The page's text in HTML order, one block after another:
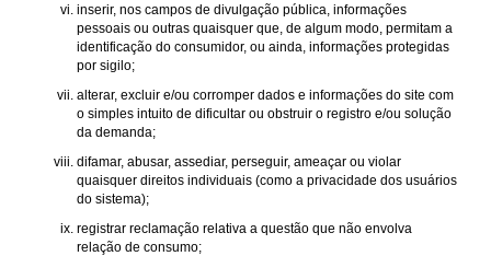
inserir, nos campos de divulgação pública, informações
pessoais ou outras quaisquer que, de algum modo, permitam a
identificação do consumidor, ou ainda, informações protegidas
por sigilo;
alterar, excluir e/ou corromper dados e informações do site com
o simples intuito de dificultar ou obstruir o registro e/ou solução
da demanda;
difamar, abusar, assediar, perseguir, ameaçar ou violar
quaisquer direitos individuais (como a privacidade dos usuários
do sistema);
registrar reclamação relativa a questão que não envolva
relação de consumo;